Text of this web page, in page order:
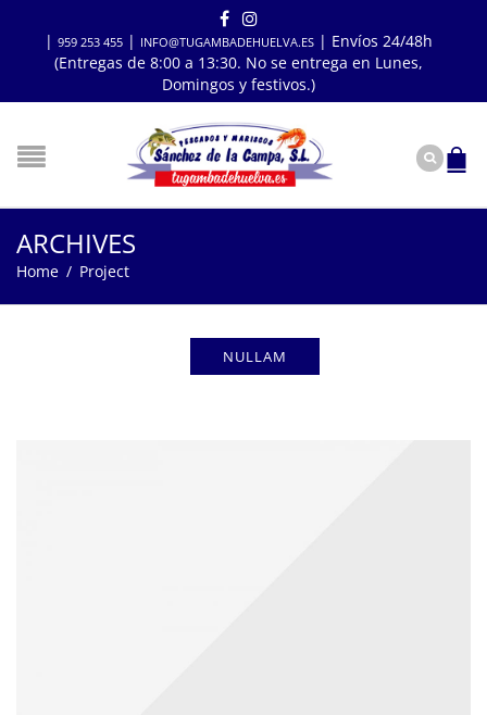
| 959 253 455| INFO@TUGAMBADEHUELVA.ES| Envíos 24/48h
(Entregas de 8:00 a 13:30. No se entrega en Lunes,
Domingos y festivos.)
ARCHIVES
Home / Project
NULLAM